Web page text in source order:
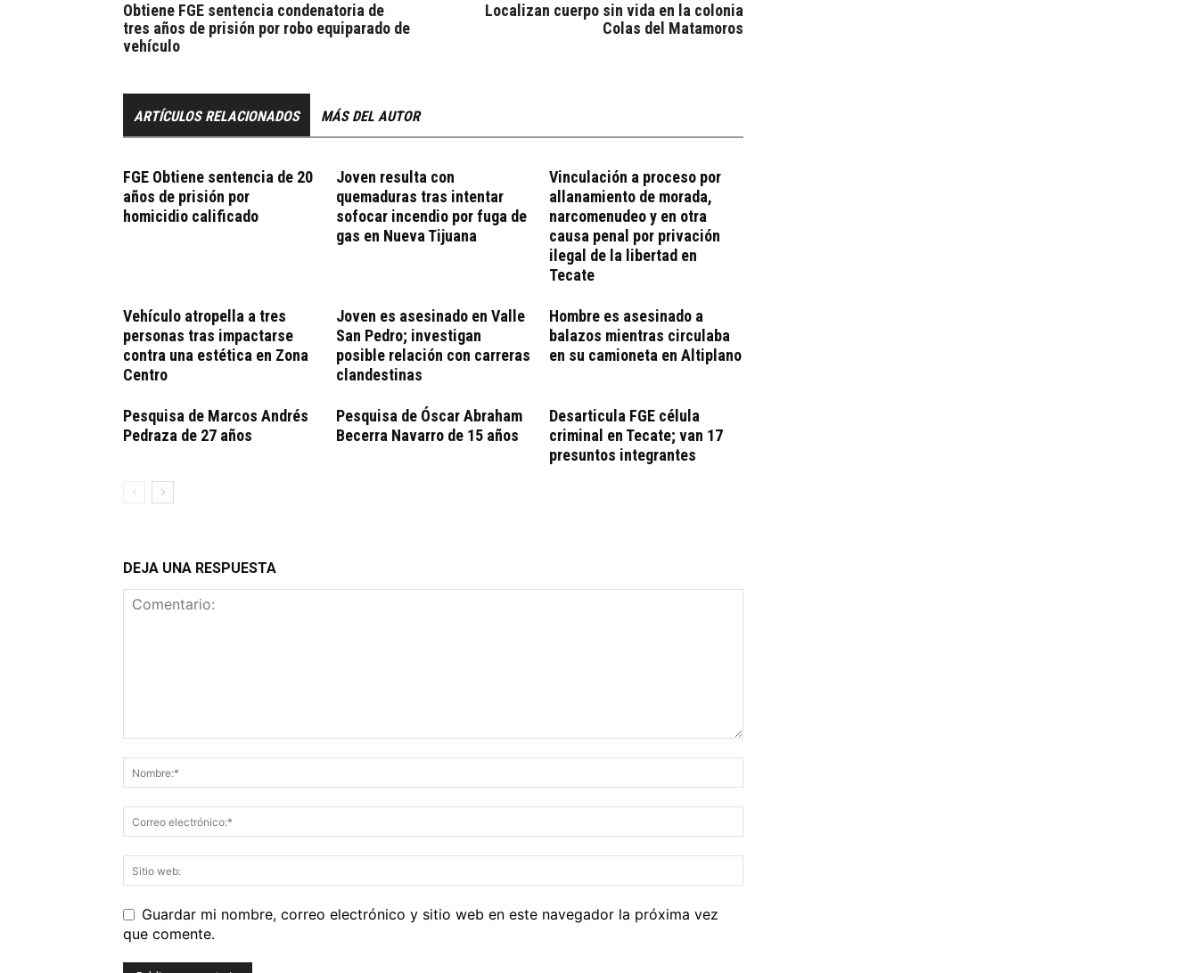
Obtiene FGE sentencia condenatoria de
tres años de prisión por robo equiparado de
vehículo
Localizan cuerpo sin vida en la colonia
Colas del Matamoros
ARTÍCULOS RELACIONADOS MÁS DEL AUTOR
FGE Obtiene sentencia de 20
años de prisión por
homicidio calificado
Joven resulta con
quemaduras tras intentar
sofocar incendio por fuga de
gas en Nueva Tijuana
Vinculación a proceso por
allanamiento de morada,
narcomenudeo y en otra
causa penal por privación
ilegal de la libertad en
Tecate
Vehículo atropella a tres
personas tras impactarse
contra una estética en Zona
Centro
Joven es asesinado en Valle
San Pedro; investigan
posible relación con carreras
clandestinas
Hombre es asesinado a
balazos mientras circulaba
en su camioneta en Altiplano
Pesquisa de Marcos Andrés
Pedraza de 27 años
Pesquisa de Óscar Abraham
Becerra Navarro de 15 años
Desarticula FGE célula
criminal en Tecate; van 17
presuntos integrantes
DEJA UNA RESPUESTA
Guardar mi nombre, correo electrónico y sitio web en este navegador la próxima vez
que comente.